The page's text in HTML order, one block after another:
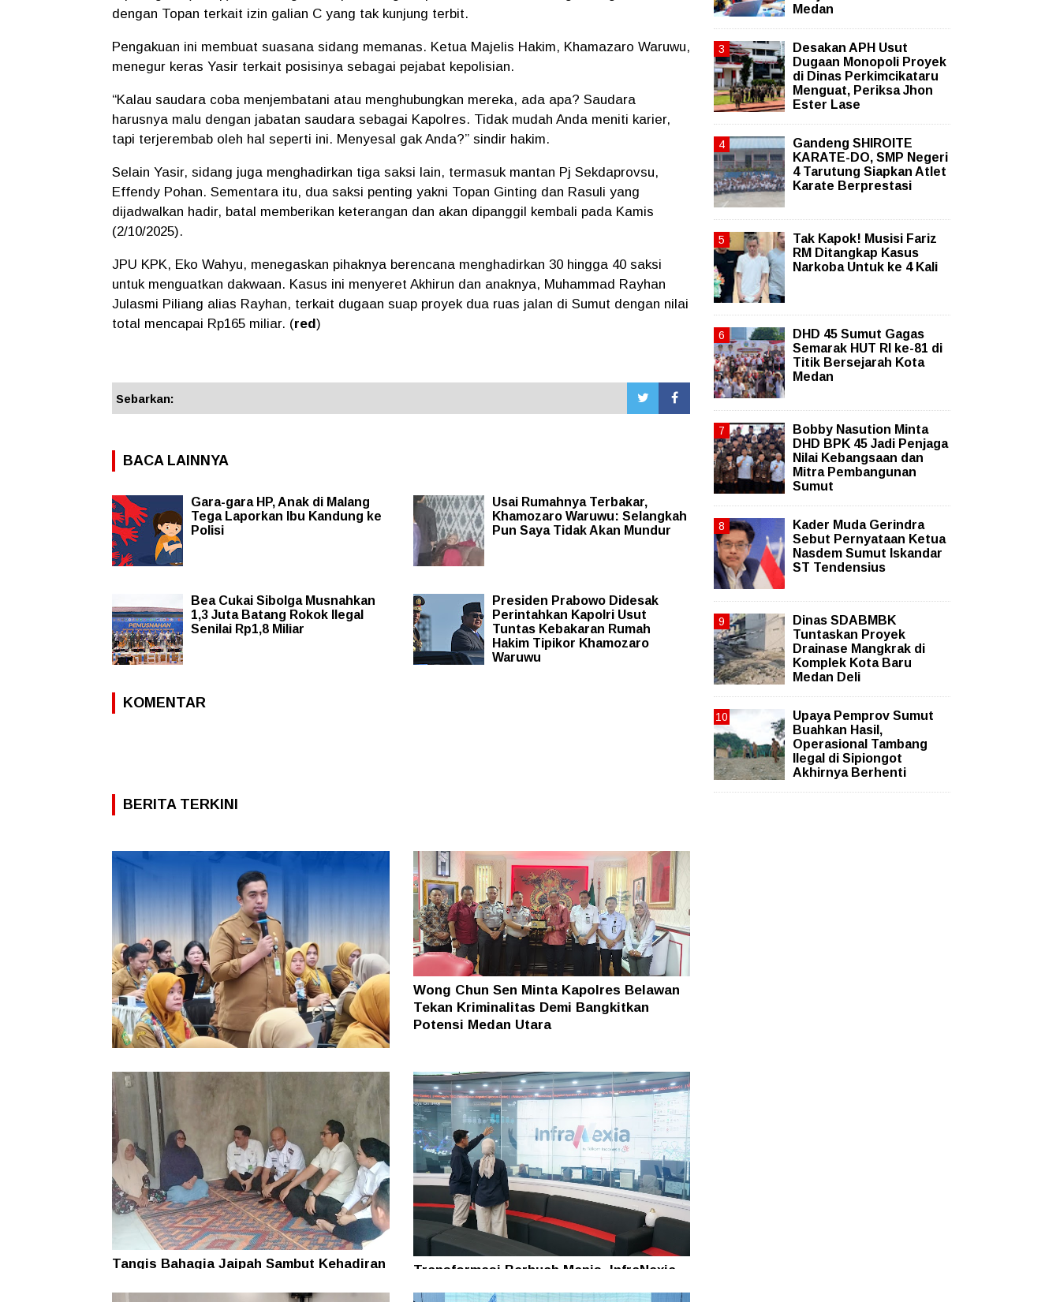
dengan Topan terkait izin galian C yang tak kunjung terbit.
Pengakuan ini membuat suasana sidang memanas. Ketua Majelis Hakim, Khamazaro Waruwu,
menegur keras Yasir terkait posisinya sebagai pejabat kepolisian.
“Kalau saudara coba menjembatani atau menghubungkan mereka, ada apa? Saudara
harusnya malu dengan jabatan saudara sebagai Kapolres. Tidak mudah Anda meniti karier,
tapi terjerembab oleh hal seperti ini. Menyesal gak Anda?” sindir hakim.
Selain Yasir, sidang juga menghadirkan tiga saksi lain, termasuk mantan Pj Sekdaprovsu,
Effendy Pohan. Sementara itu, dua saksi penting yakni Topan Ginting dan Rasuli yang
dijadwalkan hadir, batal memberikan keterangan dan akan dipanggil kembali pada Kamis
(2/10/2025).
JPU KPK, Eko Wahyu, menegaskan pihaknya berencana menghadirkan 30 hingga 40 saksi
untuk menguatkan dakwaan. Kasus ini menyeret Akhirun dan anaknya, Muhammad Rayhan
Julasmi Piliang alias Rayhan, terkait dugaan suap proyek dua ruas jalan di Sumut dengan nilai
total mencapai Rp165 miliar. (red )
Sebarkan:
BACA LAINNYA
Gara-gara HP, Anak di Malang
Tega Laporkan Ibu Kandung ke
Polisi
Usai Rumahnya Terbakar,
Khamozaro Waruwu: Selangkah
Pun Saya Tidak Akan Mundur
Bea Cukai Sibolga Musnahkan
1,3 Juta Batang Rokok Ilegal
Senilai Rp1,8 Miliar
Presiden Prabowo Didesak
Perintahkan Kapolri Usut
Tuntas Kebakaran Rumah
Hakim Tipikor Khamozaro
Waruwu
KOMENTAR
BERITA TERKINI
Usai Audit Dugaan Pungutan Rampung,
Inspektorat Nonaktifkan Lurah Aur Medan
Maimun
Wong Chun Sen Minta Kapolres Belawan
Tekan Kriminalitas Demi Bangkitkan
Potensi Medan Utara
Tangis Bahagia Jaipah Sambut Kehadiran
Transformasi Berbuah Manis, InfraNexia
Medan
Desakan APH Usut
Dugaan Monopoli Proyek
di Dinas Perkimcikataru
Menguat, Periksa Jhon
Ester Lase
Gandeng SHIROITE
KARATE-DO, SMP Negeri
4 Tarutung Siapkan Atlet
Karate Berprestasi
Tak Kapok! Musisi Fariz
RM Ditangkap Kasus
Narkoba Untuk ke 4 Kali
DHD 45 Sumut Gagas
Semarak HUT RI ke-81 di
Titik Bersejarah Kota
Medan
Bobby Nasution Minta
DHD BPK 45 Jadi Penjaga
Nilai Kebangsaan dan
Mitra Pembangunan
Sumut
Kader Muda Gerindra
Sebut Pernyataan Ketua
Nasdem Sumut Iskandar
ST Tendensius
Dinas SDABMBK
Tuntaskan Proyek
Drainase Mangkrak di
Komplek Kota Baru
Medan Deli
Upaya Pemprov Sumut
Buahkan Hasil,
Operasional Tambang
Ilegal di Sipiongot
Akhirnya Berhenti